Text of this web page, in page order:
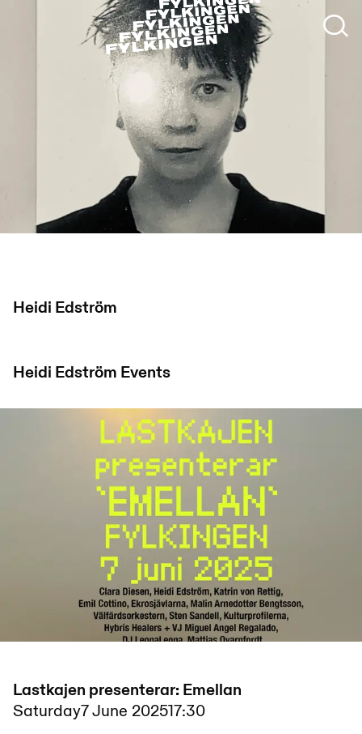
Heidi Edström
Heidi Edström Events
Lastkajen presenterar: Emellan
Saturday7 June 202517:30